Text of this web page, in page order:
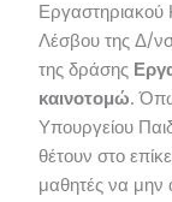
Λέσβου της Δ/
της δράσης
καινοτομώ.
Υπουργείου
θέτουν στο
μαθητές να μην